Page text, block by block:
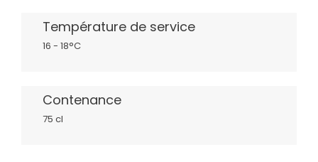
Température de service
16 - 18°C
Contenance
75 cl